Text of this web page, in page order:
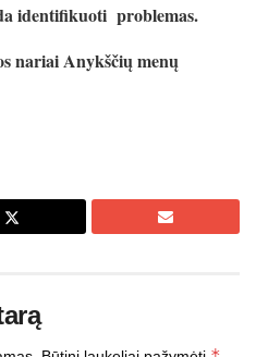
identifikuoti problemas.
nariai Anykščių menų